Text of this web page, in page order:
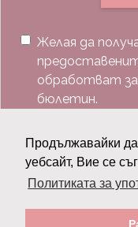
Продължавайки да
уебсайт, Вие се
Политиката за
Желая да
обработват
бюлетин.